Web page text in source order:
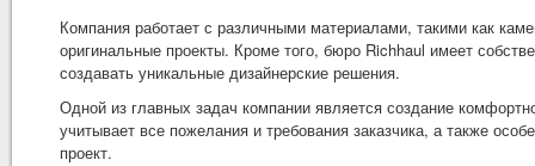
Компания работает с различными материалами, такими как
оригинальные проекты. Кроме того, бюро Richhaul имеет
создавать уникальные дизайнерские решения.
Одной из главных задач компании является создание
учитывает все пожелания и требования заказчика, а также
проект.